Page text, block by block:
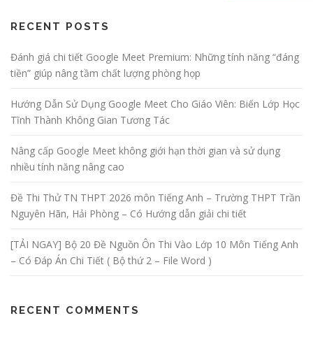
RECENT POSTS
Đánh giá chi tiết Google Meet Premium: Những tính năng “đáng
tiền” giúp nâng tầm chất lượng phòng họp
Hướng Dẫn Sử Dụng Google Meet Cho Giáo Viên: Biến Lớp Học
Tĩnh Thành Không Gian Tương Tác
Nâng cấp Google Meet không giới hạn thời gian và sử dụng
nhiều tính năng nâng cao
Đề Thi Thử TN THPT 2026 môn Tiếng Anh – Trường THPT Trần
Nguyên Hãn, Hải Phòng – Có Hướng dẫn giải chi tiết
[TẢI NGAY] Bộ 20 Đề Nguồn Ôn Thi Vào Lớp 10 Môn Tiếng Anh
– Có Đáp Án Chi Tiết ( Bộ thứ 2 – File Word )
RECENT COMMENTS